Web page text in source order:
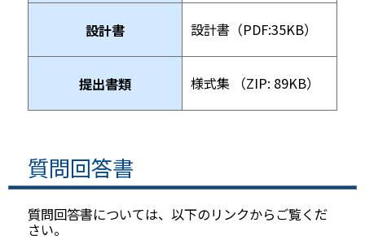
設計書 設計書（PDF:35KB）
提出書類 様式集 （ZIP: 89KB）
質問回答書
質問回答書については、以下のリンクからご覧くだ
さい。